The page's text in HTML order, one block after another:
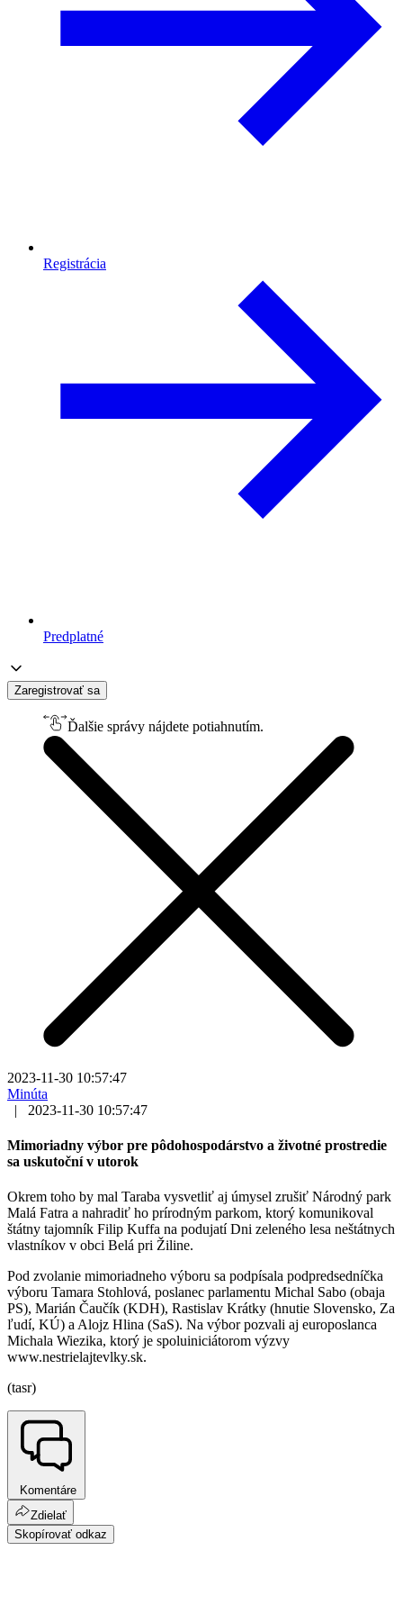
Registrácia
Predplatné
Zaregistrovať sa
Ďalšie správy nájdete potiahnutím.
2023-11-30 10:57:47
Minúta
|
2023-11-30 10:57:47
Mimoriadny výbor pre pôdohospodárstvo a životné prostredie
sa uskutoční v utorok
Okrem toho by mal Taraba vysvetliť aj úmysel zrušiť Národný park
Malá Fatra a nahradiť ho prírodným parkom, ktorý komunikoval
štátny tajomník Filip Kuffa na podujatí Dni zeleného lesa neštátnych
vlastníkov v obci Belá pri Žiline.
Pod zvolanie mimoriadneho výboru sa podpísala podpredsedníčka
výboru Tamara Stohlová, poslanec parlamentu Michal Sabo (obaja
PS), Marián Čaučík (KDH), Rastislav Krátky (hnutie Slovensko, Za
ľudí, KÚ) a Alojz Hlina (SaS). Na výbor pozvali aj europoslanca
Michala Wiezika, ktorý je spoluiniciátorom výzvy
www.nestrielajtevlky.sk.
(tasr)
Komentáre
Zdielať
Skopírovať odkaz